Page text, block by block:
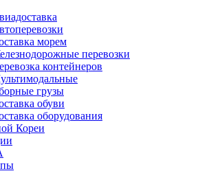
морем
перевозки
контейнеров
грузы
обуви
оборудования
Кореи